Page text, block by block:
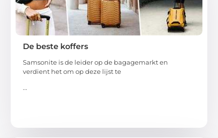
De beste koffers
Samsonite is de leider op de bagagemarkt en
verdient het om op deze lijst te
...